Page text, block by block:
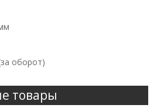
оборот)
товары